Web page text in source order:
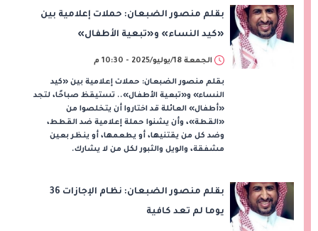
بقلم منصور الضبعان: حملات إعلامية بين
«كيد النساء» و«تبعية الأطفال»
الجمعة 18/يوليو/2025 - 10:30 م
بقلم منصور الضبعان: حملات إعلامية بين «كيد
النساء» و«تبعية الأطفال».. تستيقظ صباحًا، لتجد
«أطفال» العائلة قد اختاروا أن يتخلصوا من
«القطة»، وأن يشنوا حملة إعلامية ضد القطط،
وضد كل من يقتنيها، أو يطعمها، أو ينظر بعين
مشفقة، والويل والثبور لكل من لا يشارك.
بقلم منصور الضبعان: نظام الإجازات 36
يوما لم تعد كافية